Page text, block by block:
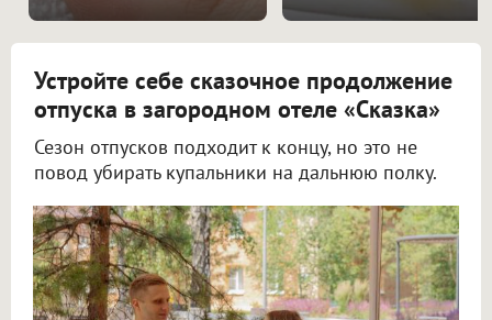
Устройте себе сказочное продолжение
отпуска в загородном отеле «Сказка»
Сезон отпусков подходит к концу, но это не
повод убирать купальники на дальнюю полку.